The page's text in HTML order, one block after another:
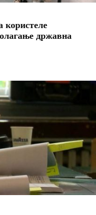
користеле
државна